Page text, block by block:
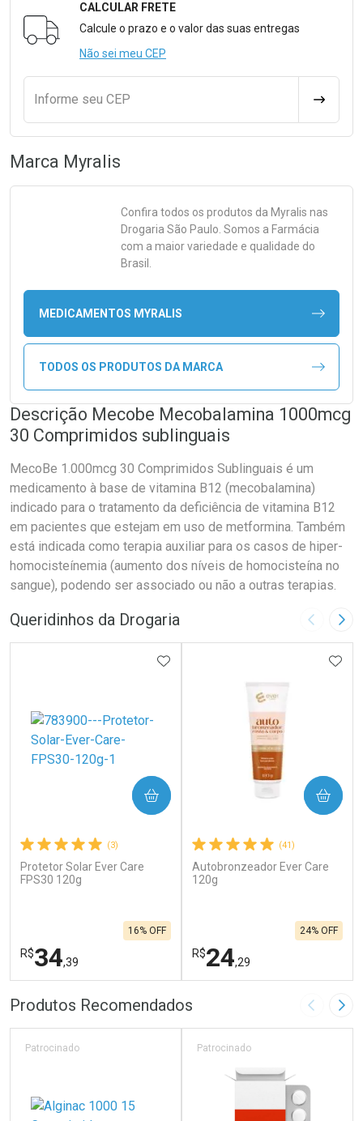
Formulário para Calcular o Frete
CALCULAR FRETE
Calcule o prazo e o valor das suas entregas
Não sei meu CEP
Informe seu CEP
Marca Myralis
Confira todos os produtos da Myralis nas
Drogaria São Paulo. Somos a Farmácia
com a maior variedade e qualidade do
Brasil.
MEDICAMENTOS MYRALIS
TODOS OS PRODUTOS DA MARCA
Descrição Mecobe Mecobalamina 1000mcg
30 Comprimidos sublinguais
MecoBe 1.000mcg 30 Comprimidos Sublinguais é um
medicamento à base de vitamina B12 (mecobalamina)
indicado para o tratamento da deficiência de vitamina B12
em pacientes que estejam em uso de metformina. Também
está indicada como terapia auxiliar para os casos de hiper-
homocisteínemia (aumento dos níveis de homocisteína no
sangue), podendo ser associado ou não a outras terapias.
Queridinhos da Drogaria Imagem
(3)
Protetor Solar Ever Care
FPS30 120g
R$34,39
16% OFF
ADICIONAR AOS FAVORITOS
COMPRAR
FECHAR
Laboratório
FECHAR
Por Menos
(41)
Autobronzeador Ever Care
120g
R$24,29
24% OFF
COMPRAR
Laboratório
Por Menos
Produtos Recomendados Imagem
Patrocinado Patrocinado